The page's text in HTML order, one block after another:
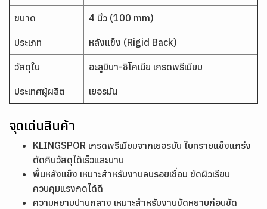
ขนาด 4 นิ้ว (100 mm)
ประเภท หลังแข็ง (Rigid Back)
วัสดุใบ อะลูมินา-ซิโคเนีย เกรดพรีเมียม
ประเทศผู้ผลิต เยอรมัน
จุดเด่นสินค้า
KLINGSPOR เกรดพรีเมียมจากเยอรมัน ใบทรายแข็งแกร่ง
ตัดกินวัสดุได้เร็วและนาน
พื้นหลังแข็ง เหมาะสำหรับงานลบรอยเชื่อม ขัดผิวเรียบ
ควบคุมแรงกดได้ดี
ความหยาบปานกลาง เหมาะสำหรับงานขัดหยาบก่อนขัด